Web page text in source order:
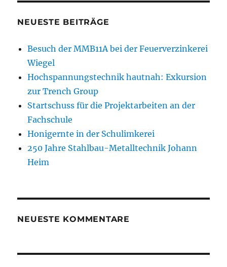
NEUESTE BEITRÄGE
Besuch der MMB11A bei der Feuerverzinkerei
Wiegel
Hochspannungstechnik hautnah: Exkursion
zur Trench Group
Startschuss für die Projektarbeiten an der
Fachschule
Honigernte in der Schulimkerei
250 Jahre Stahlbau-Metalltechnik Johann
Heim
NEUESTE KOMMENTARE